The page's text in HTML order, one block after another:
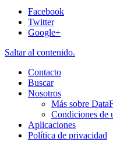
Facebook
Twitter
Google+
Saltar al contenido.
Contacto
Buscar
Nosotros
Más sobre
Condiciones de
Aplicaciones
Política de privacidad